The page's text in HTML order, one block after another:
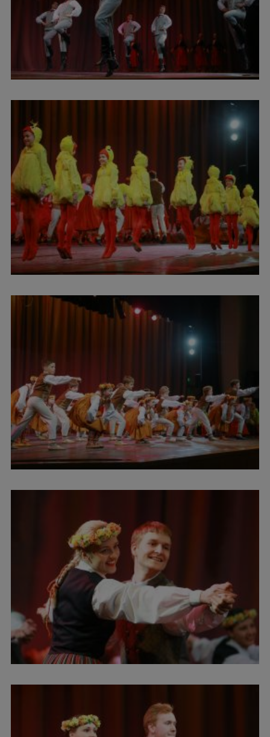
Virtuālā tūre
Ilgtspējīga attīstība
Studiju un vides pieejamība
Mūžizglītība
Ētikas un līdztiesības mācības
Atvērtā universitāte
Sagatavošanas kursi
Profesionālās pilnveides kursi
ESF kvalifikācijas celšanas kursi
Pētniecība
Zinātniskie institūti un laboratorijas
Pētniecības datu pārvaldība
Zinātnes ietekme
Pētniecības platformas
Doktorantūras skola
Pētniecības pakalpojumi
Pētniecības projekti
Zinātnieku brokastis
Vertikāli integrētie projekti
Zinātniskās konferences